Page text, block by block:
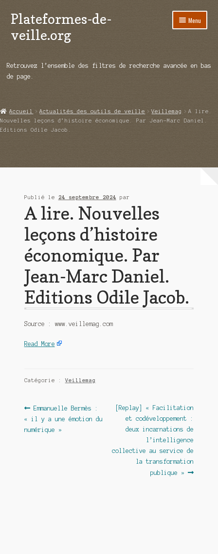
Aller
à
la
Aller
au
contenu
Plateformes-de-
veille.org
Menu
Répertoire d’ouitils
Démos vidéos
Ouvrir
Qui sommes-nous ?
Retrouvez l’ensemble des filtres de recherche avancée en bas
de page.
Accueil Actualités des outils de veille Veillemag
A lire.
Nouvelles leçons d’histoire économique. Par Jean-Marc Daniel.
Editions Odile Jacob.
Publié le 24 septembre 2024 par
A lire. Nouvelles
leçons d’histoire
économique. Par
Jean-Marc Daniel.
Editions Odile Jacob.
Source : www.veillemag.com
Read More
Catégorie :Veillemag
Navigation
de
Article
précédent :
Emmanuelle Bermès :
« il y a une émotion du
numérique »
Article
suivant :
[Replay] « Facilitation
et codéveloppement :
deux incarnations de
l’intelligence
collective au service de
la transformation
publique »